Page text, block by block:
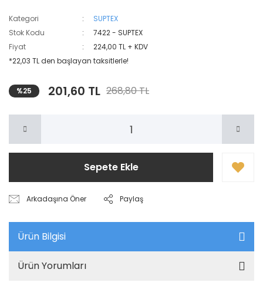
Kategori
SUPTEX
Stok Kodu
7422 - SUPTEX
Fiyat
224,00 TL + KDV
*22,03 TL den başlayan taksitlerle!
%25 201,60 TL 268,80 TL
Sepete Ekle
Arkadaşına Öner Paylaş
Ürün Bilgisi
Ürün Yorumları